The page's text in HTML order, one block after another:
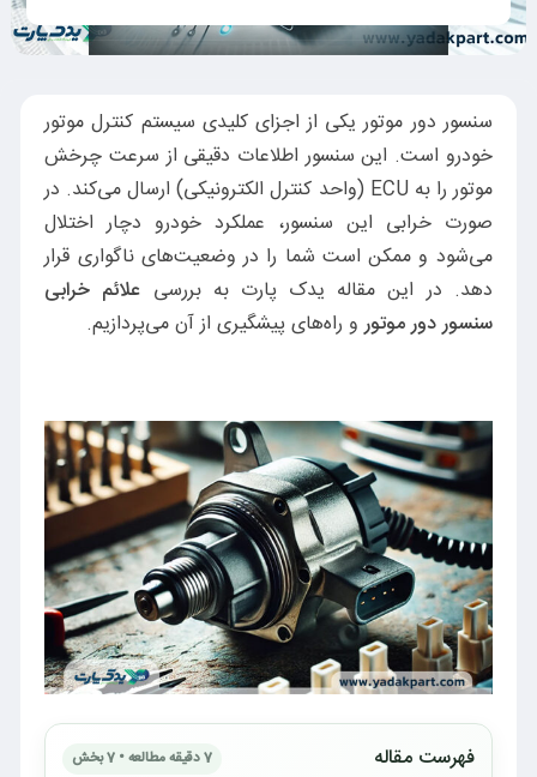
سنسور دور موتور یکی از اجزای کلیدی سیستم کنترل موتور
خودرو است. این سنسور اطلاعات دقیقی از سرعت چرخش
موتور را به ECU (واحد کنترل الکترونیکی) ارسال می‌کند. در
صورت خرابی این سنسور، عملکرد خودرو دچار اختلال
می‌شود و ممکن است شما را در وضعیت‌های ناگواری قرار
دهد. در این مقاله یدک پارت به بررسی علائم خرابی
سنسور دور موتورو راه‌های پیشگیری از آن می‌پردازیم.
فهرست مقاله 7 دقیقه مطالعه • 7 بخش